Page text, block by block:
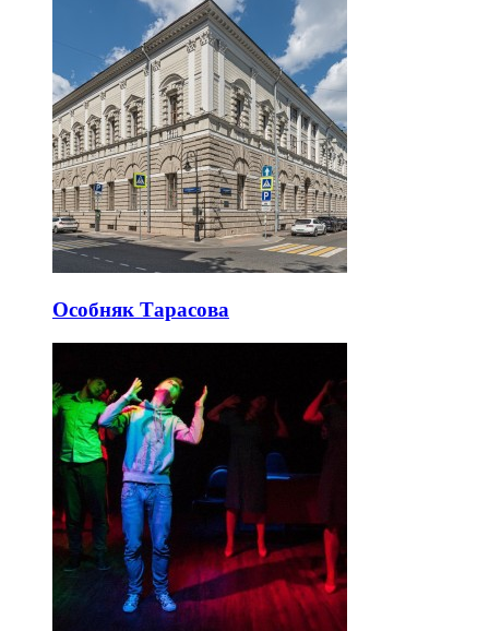
Особняк Тарасова